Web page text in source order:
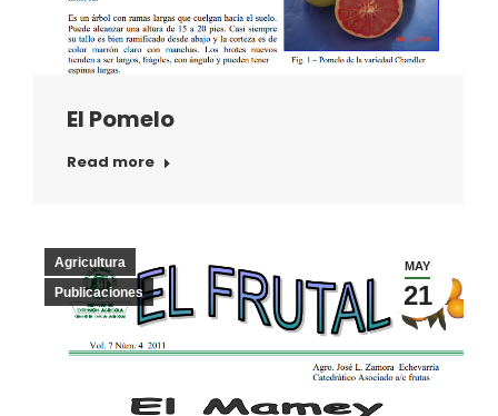
El Pomelo
Read more
MAY
21
Agricultura
Publicaciones